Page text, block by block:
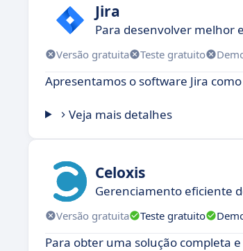
Jira
Para desenvolver melhor
Versão gratuita Teste gratuito
Apresentamos o software Jira
Veja mais detalhes
Celoxis
Gerenciamento eficiente
Versão gratuita Teste gratuito
Para obter uma solução completa